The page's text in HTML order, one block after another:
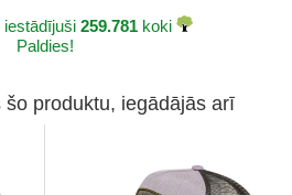
iestādījuši 259.781 koki
Paldies!
produktu, iegādājās arī